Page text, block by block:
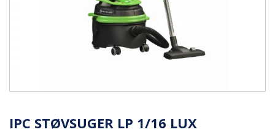
IPC STØVSUGER LP 1/16 LUX